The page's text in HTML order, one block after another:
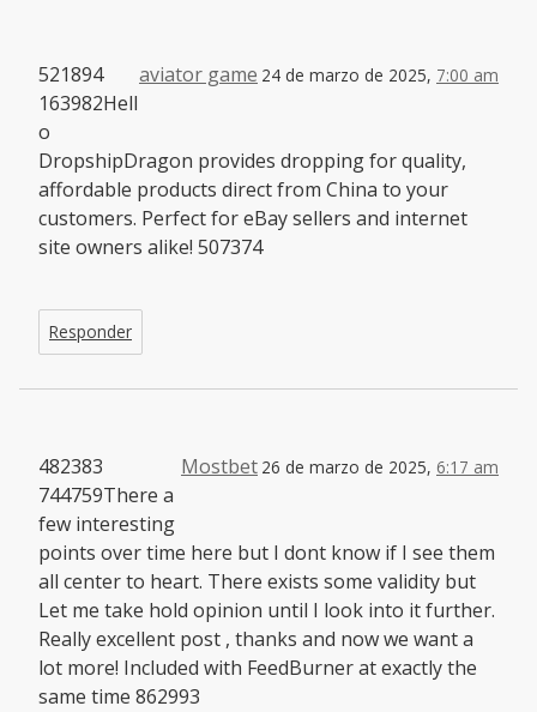
aviator game 24 de marzo de 2025, 7:00 am
521894
163982Hell
o
DropshipDragon provides dropping for quality,
affordable products direct from China to your
customers. Perfect for eBay sellers and internet
site owners alike! 507374
Responder
Mostbet 26 de marzo de 2025, 6:17 am
482383
744759There a
few interesting
points over time here but I dont know if I see them
all center to heart. There exists some validity but
Let me take hold opinion until I look into it further.
Really excellent post , thanks and now we want a
lot more! Included with FeedBurner at exactly the
same time 862993